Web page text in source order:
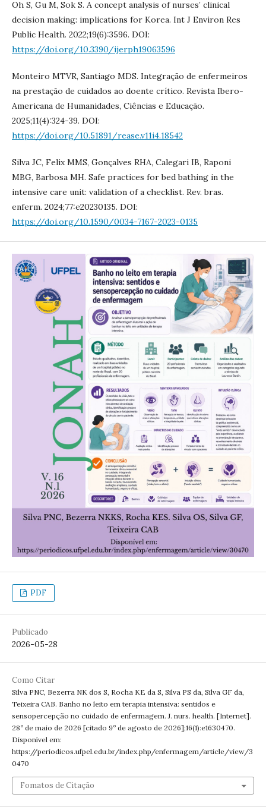
Oh S, Gu M, Sok S. A concept analysis of nurses’ clinical
decision making: implications for Korea. Int J Environ Res
Public Health. 2022;19(6):3596. DOI:
https://doi.org/10.3390/ijerph19063596
Monteiro MTVR, Santiago MDS. Integração de enfermeiros
na prestação de cuidados ao doente crítico. Revista Ibero-
Americana de Humanidades, Ciências e Educação.
2025;11(4):324-39. DOI:
https://doi.org/10.51891/rease.v11i4.18542
Silva JC, Felix MMS, Gonçalves RHA, Calegari IB, Raponi
MBG, Barbosa MH. Safe practices for bed bathing in the
intensive care unit: validation of a checklist. Rev. bras.
enferm. 2024;77:e20230135. DOI:
https://doi.org/10.1590/0034-7167-2023-0135
PDF
Publicado
2026-05-28
Como Citar
Silva PNC, Bezerra NK dos S, Rocha KE da S, Silva PS da, Silva GF da,
Teixeira CAB. Banho no leito em terapia intensiva: sentidos e
sensopercepção no cuidado de enfermagem. J. nurs. health. [Internet].
28º de maio de 2026 [citado 9º de agosto de 2026];16(1):e1630470.
Disponível em:
https://periodicos.ufpel.edu.br/index.php/enfermagem/article/view/3
0470
Fomatos de Citação